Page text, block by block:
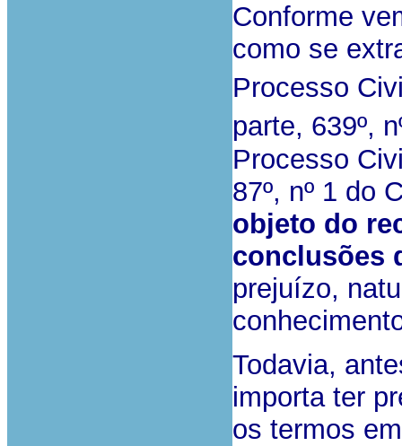
Conforme
como se
Processo
parte, 639º,
Processo
87º, nº 1 do
objeto do
conclusões
prejuízo,
Todavia,
importa ter
os termos